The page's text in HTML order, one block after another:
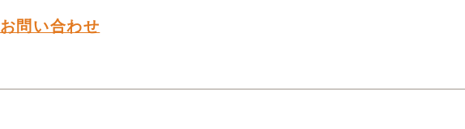
お問い合わせ